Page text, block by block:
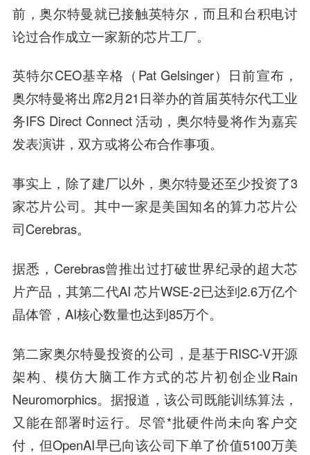
前，奥尔特曼就已接触英特尔，而且和台积电讨
论过合作成立一家新的芯片工厂。
英特尔CEO基辛格（Pat Gelsinger）日前宣布，
奥尔特曼将出席2月21日举办的首届英特尔代工业
务IFS Direct Connect 活动，奥尔特曼将作为嘉宾
发表演讲，双方或将公布合作事项。
事实上，除了建厂以外，奥尔特曼还至少投资了3
家芯片公司。其中一家是美国知名的算力芯片公
司Cerebras。
据悉，Cerebras曾推出过打破世界纪录的超大芯
片产品，其第二代AI 芯片WSE-2已达到2.6万亿个
晶体管，AI核心数量也达到85万个。
第二家奥尔特曼投资的公司，是基于RISC-V开源
架构、模仿大脑工作方式的芯片初创企业Rain
Neuromorphics。据报道，该公司既能训练算法，
又能在部署时运行。尽管*批硬件尚未向客户交
付，但OpenAI早已向该公司下单了价值5100万美